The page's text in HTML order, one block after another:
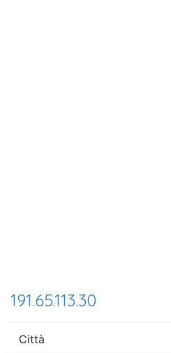
191.65.113.30
Città